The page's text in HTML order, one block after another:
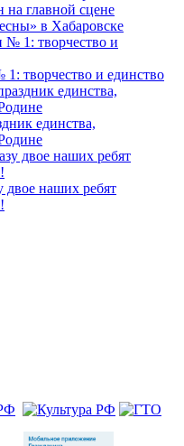
главной сцене
в Хабаровске
творчество и единство
единства,
двое наших ребят